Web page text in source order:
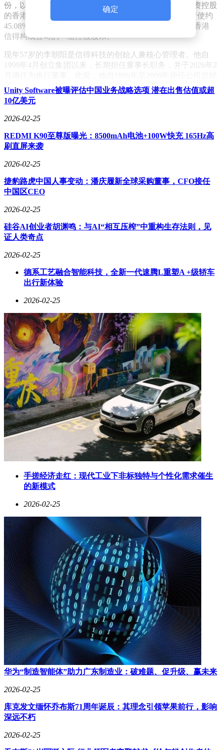
份，以及通过英属维尔京群岛注册的因特国际（由其全资控股
的香港信得持有25,199,100股股份）间接持股，合计可行使约
45.08%的投票权。根据上市规则，李朝阳、因特国际及香港
信得构成公司的一组控股股东。
现年57岁的李朝阳是信得科技的创始人兼核心管理者。他自
1999年4月创立集团以来，长期担任董事长职务，并于2026年2
理，2009年起出任总裁，全面负责集团的战略规划与运营管
理。李朝阳拥有超过25年的行业经验，其职业生涯始于1991年
7月获得莱阳农学院（现青岛农业大学）兽医学士学位，2003
年又取得上海中欧国际工商管理学院工商管理硕士学位，2023
级工程师。
功勋人物”，2025年4月荣获“山东省科学技术进步奖”。他同时
担任中国农业科学院研究生院校外导师（2020年9月起，任期
三年）、中国兽药协会副会长，并自2018年11月起领导公司成
为山东兽药产业技术创新战略联盟理事长单位，参与共建山东
省健康养殖现代产业学院。他自2025年11月起担任青岛农业大
前，李朝阳还兼任禽高创（山东）咨询有限公司董事长。
确定
Unity Software被曝评估中国业务战略选项 潜在出售估值或超
10亿美元
2026-02-25
REDMI K90至尊版曝光：8500mAh电池+100W快充 165Hz高
刷直屏来袭
2026-02-25
捷豹路虎中国人事变动：潘庆履新全球采购董事，CFO接任
中国区CEO
2026-02-25
硅谷AI创业者胡渊鸣：与AI“相互压榨”中重构生存法则，见
证人类奇点
2026-02-25
德系工艺融合智能科技，全新一代速腾L重塑A +级轿车
出行新体验
2026-02-25
手搓经济走红：现代工业下非标独特与个性化需求催生
的新模式
2026-02-25
华为“制造智能体”助力广东制造业：破难题、促升级、赢未来
2026-02-25
库克发文缅怀乔布斯71周年诞辰：其理念引领苹果前行，影响
深远不朽
2026-02-25